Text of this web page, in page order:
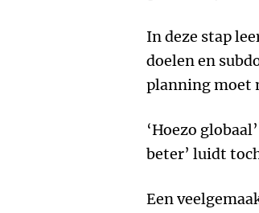
In deze stap
doelen en
planning moet
‘Hoezo
beter’ luidt
Een